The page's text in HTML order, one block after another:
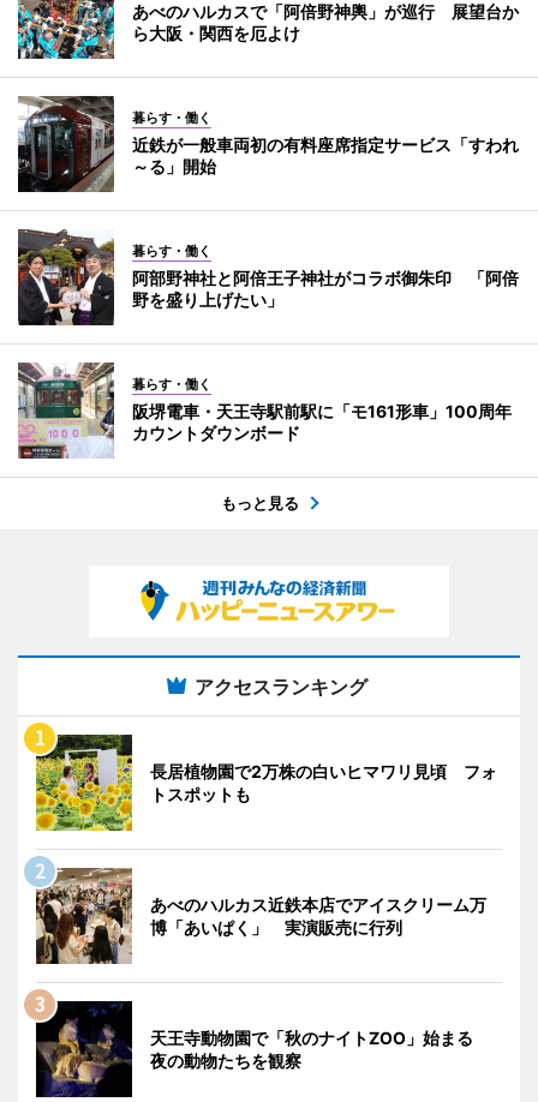
あべのハルカスで「阿倍野神輿」が巡行 展望台か
ら大阪・関西を厄よけ
暮らす・働く
近鉄が一般車両初の有料座席指定サービス「すわれ
～る」開始
暮らす・働く
阿部野神社と阿倍王子神社がコラボ御朱印 「阿倍
野を盛り上げたい」
暮らす・働く
阪堺電車・天王寺駅前駅に「モ161形車」100周年
カウントダウンボード
もっと見る
アクセスランキング
長居植物園で2万株の白いヒマワリ見頃 フォ
トスポットも
あべのハルカス近鉄本店でアイスクリーム万
博「あいぱく」 実演販売に行列
天王寺動物園で「秋のナイトZOO」始まる
夜の動物たちを観察